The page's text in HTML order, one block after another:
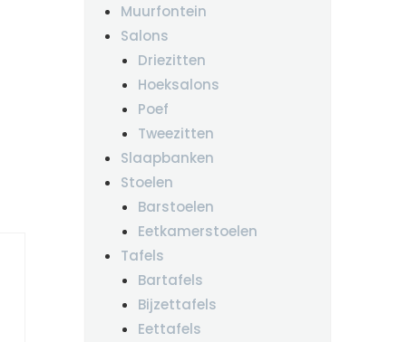
Muurfontein
Salons
Driezitten
Hoeksalons
Poef
Tweezitten
Slaapbanken
Stoelen
Barstoelen
Eetkamerstoelen
Tafels
Bartafels
Bijzettafels
Eettafels